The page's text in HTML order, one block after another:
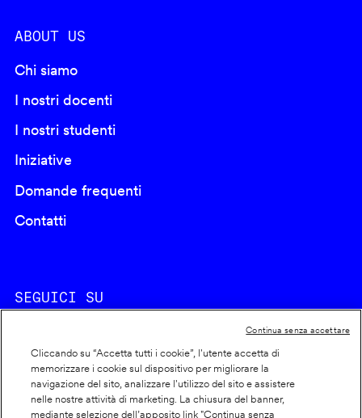
ABOUT US
Chi siamo
I nostri docenti
I nostri studenti
Iniziative
Domande frequenti
Contatti
SEGUICI SU
Cookie policy
Cliccando su “Accetta tutti i cookie”, l'utente accetta di
memorizzare i cookie sul dispositivo per migliorare la
navigazione del sito, analizzare l'utilizzo del sito e assistere
nelle nostre attività di marketing. La chiusura del banner,
mediante selezione dell’apposito link "Continua senza
Continua senza accettare